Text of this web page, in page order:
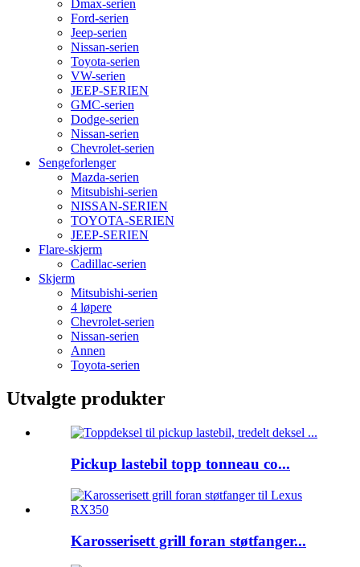
Dmax-serien
Ford-serien
Jeep-serien
Nissan-serien
Toyota-serien
VW-serien
JEEP-SERIEN
GMC-serien
Dodge-serien
Nissan-serien
Chevrolet-serien
Sengeforlenger
Mazda-serien
Mitsubishi-serien
NISSAN-SERIEN
TOYOTA-SERIEN
JEEP-SERIEN
Flare-skjerm
Cadillac-serien
Skjerm
Mitsubishi-serien
4 løpere
Chevrolet-serien
Nissan-serien
Annen
Toyota-serien
Utvalgte produkter
Pickup lastebil topp tonneau co...
Karosserisett grill foran støtfanger...